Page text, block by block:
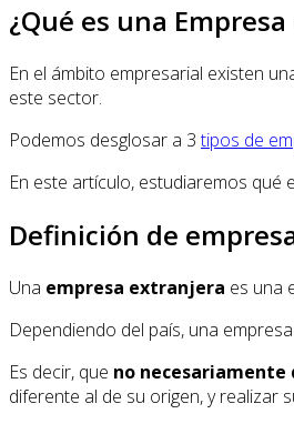
¿Qué es una
En el ámbito empresarial existen
este sector.
Podemos desglosar a 3tipos de
En este artículo, estudiaremos
Definición de
Una empresa extranjera es una
Dependiendo del país, una
Es decir, que no necesariamente
diferente al de su origen, y realizar